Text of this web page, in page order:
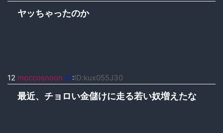
ヤッちゃったのか
12 moccosnoon ID:ID:kux055J30
最近、チョロい金儲けに走る若い奴増えたな